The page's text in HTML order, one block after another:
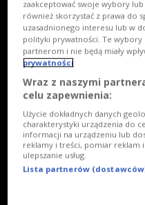
zaakceptować swoje wybory
również skorzystać z prawa do
uzasadnionego interesu lub w
polityki prywatności. Te wybory
partnerom i nie będą miały
prywatności
Wraz z naszymi
celu zapewnienia:
Użycie dokładnych danych
charakterystyki urządzenia do
informacji na urządzeniu lub
reklamy i treści, pomiar reklam
ulepszanie usług.
Lista partnerów